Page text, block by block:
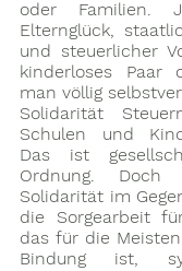
oder Familien.
Elternglück,
und steuerlicher
kinderloses Paar
man völlig
Solidarität
Schulen und
Das ist
Ordnung.
Solidarität im
die Sorgearbeit
das für die
Bindung ist,